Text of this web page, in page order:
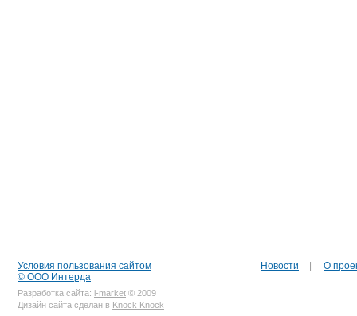
Условия пользования сайтом
© ООО Интерда
Разработка сайта: i-market © 2009
Дизайн сайта сделан в Knock Knock
Новости О